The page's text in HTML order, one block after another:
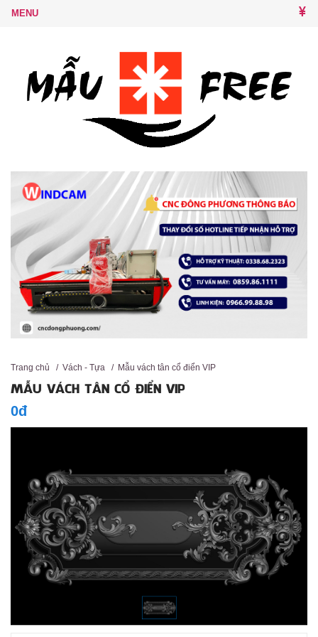
Trang chủ / Vách - Tựa / Mẫu vách tân cổ điển VIP
MẪU VÁCH TÂN CỔ ĐIỂN VIP
0đ